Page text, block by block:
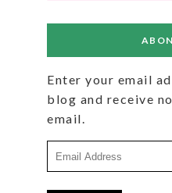
Enter your email
blog and receive
email.
Email
Address